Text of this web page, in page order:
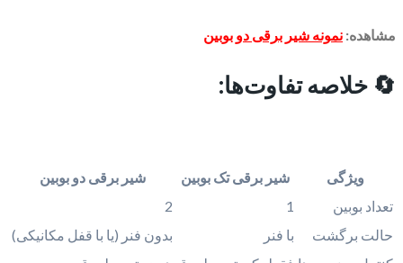
مشاهده: نمونه شیر برقی دو بوبین
🔄 خلاصه تفاوت‌ها:
ویژگی شیر برقی تک بوبین
شیر برقی دو بوبین
تعداد بوبین
1
2
حالت برگشت
با فنر
بدون فنر (یا با قفل مکانیکی)